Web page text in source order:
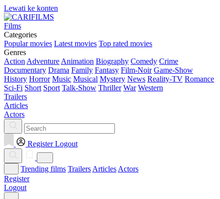
Lewati ke konten
Films
Categories
Popular movies Latest movies Top rated movies
Genres
Action Adventure Animation Biography Comedy Crime
Documentary Drama Family Fantasy Film-Noir Game-Show
History Horror Music Musical Mystery News Reality-TV Romance
Sci-Fi Short Sport Talk-Show Thriller War Western
Trailers
Articles
Actors
Register Logout
Trending films Trailers Articles Actors
Register
Logout